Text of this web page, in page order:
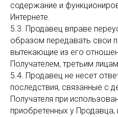
содержание и
Интернете.
5.3. Продавец вправе
образом передавать свои
вытекающие из его
Получателем, третьим
5.4. Продавец не несет
последствия, связанные с
Получателя при
приобретенных у Продавца,